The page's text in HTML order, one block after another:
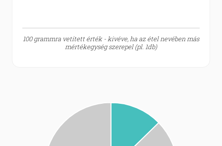
100 grammra vetített érték - kivéve, ha az étel nevében más
mértékegység szerepel (pl. 1db)